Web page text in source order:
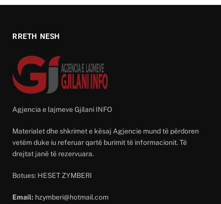
RRETH NESH
Agjencia e lajmeve Gjilani INFO
Materialet dhe shkrimet e kësaj Agjencie mund të përdoren
vetëm duke iu referuar qartë burimit të informacionit. Të
drejtat janë të rezervuara.
Botues: HESET ZYMBERI
Email: hzymberi@hotmail.com